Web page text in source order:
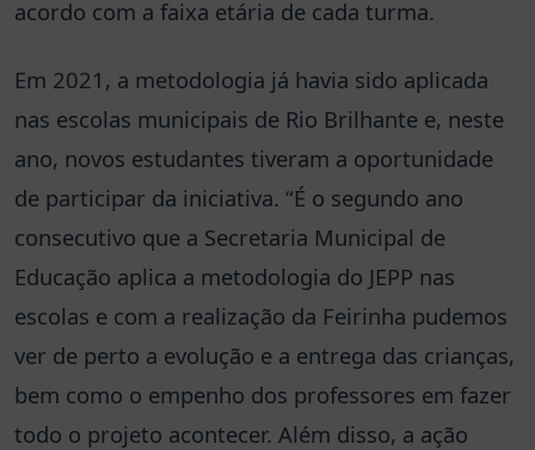
acordo com a faixa etária de cada turma.
Em 2021, a metodologia já havia sido aplicada
nas escolas municipais de Rio Brilhante e, neste
ano, novos estudantes tiveram a oportunidade
de participar da iniciativa. “É o segundo ano
consecutivo que a Secretaria Municipal de
Educação aplica a metodologia do JEPP nas
escolas e com a realização da Feirinha pudemos
ver de perto a evolução e a entrega das crianças,
bem como o empenho dos professores em fazer
todo o projeto acontecer. Além disso, a ação